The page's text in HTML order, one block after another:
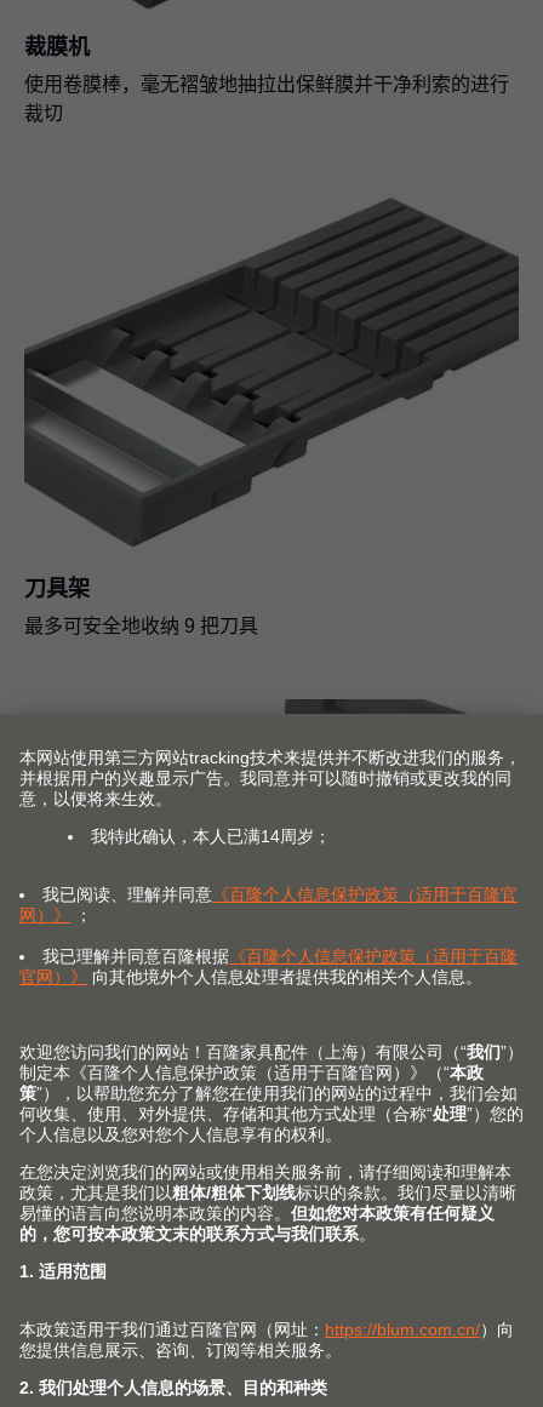
裁膜机
使用卷膜棒，毫无褶皱地抽拉出保鲜膜并干净利索的进行
裁切
刀具架
最多可安全地收纳 9 把刀具
Blum 百隆提盘器
最多可收纳 12 个盘子，防滑且方便移动